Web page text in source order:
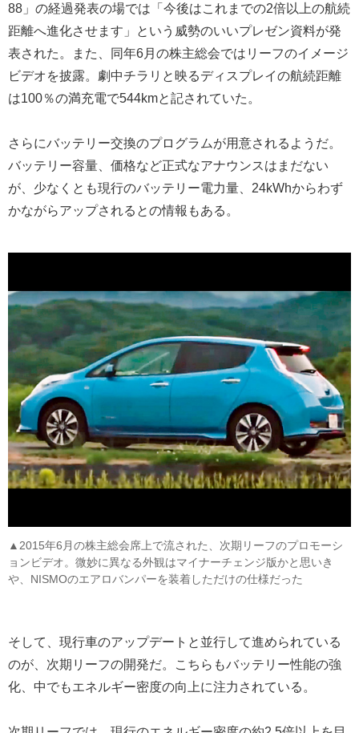
88」の経過発表の場では「今後はこれまでの2倍以上の航続
距離へ進化させます」という威勢のいいプレゼン資料が発
表された。また、同年6月の株主総会ではリーフのイメージ
ビデオを披露。劇中チラリと映るディスプレイの航続距離
は100％の満充電で544kmと記されていた。
さらにバッテリー交換のプログラムが用意されるようだ。
バッテリー容量、価格など正式なアナウンスはまだない
が、少なくとも現行のバッテリー電力量、24kWhからわず
かながらアップされるとの情報もある。
▲2015年6月の株主総会席上で流された、次期リーフのプロモーシ
ョンビデオ。微妙に異なる外観はマイナーチェンジ版かと思いき
や、NISMOのエアロバンパーを装着しただけの仕様だった
そして、現行車のアップデートと並行して進められている
のが、次期リーフの開発だ。こちらもバッテリー性能の強
化、中でもエネルギー密度の向上に注力されている。